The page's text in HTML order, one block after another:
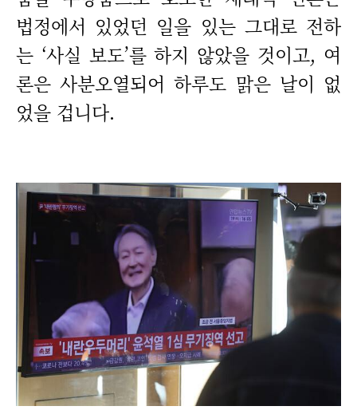
법정에서 있었던 일을 있는 그대로 전하
는 ‘사실 보도’를 하지 않았을 것이고, 여
론은 사분오열되어 하루도 맑은 날이 없
었을 겁니다.